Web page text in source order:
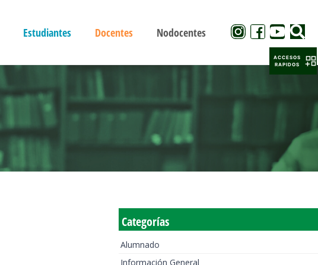
Estudiantes Docentes Nodocentes
Categorías
Alumnado
Información General
ACCESOS
RAPIDOS